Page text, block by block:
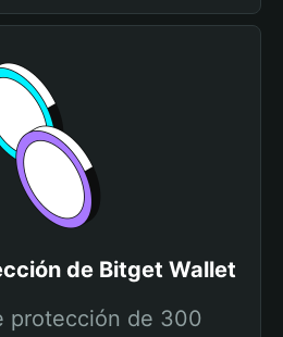
de Bitget Wallet
protección de 300